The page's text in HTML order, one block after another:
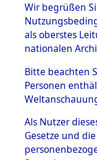
BESTÄNDE
1.
mente
1.2.9 Beim
Effekten
1.2.9.1
Effekten
Wir begrüßen
als oberstes
nationalen
Bitte beachten
Personen
Als Nutzer
Gesetze und